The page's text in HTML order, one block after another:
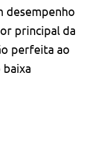
desempenho
principal da
perfeita ao